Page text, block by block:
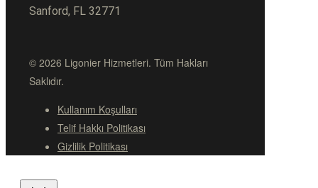
Sanford, FL 32771
© 2026 Ligonier Hizmetleri. Tüm Hakları
Saklıdır.
Kullanım Koşulları
Telif Hakkı Politikası
Gizlilik Politikası